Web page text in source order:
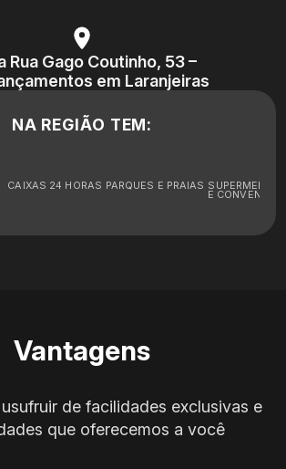
Rua Gago Coutinho, 53 –
em Laranjeiras
NA REGIÃO TEM:
CAIXAS 24 HORAS PARQUES E PRAIAS
E
Vantagens
de facilidades exclusivas e
que oferecemos a você